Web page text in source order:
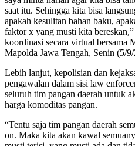
saat itu. Sehingga kita bisa
apakah kesulitan bahan baku,
faktor x yang musti kita
koordinasi secara virtual bersama
Mapolda Jawa Tengah, Senin (5/
Lebih lanjut, kepolisian dan
pengawalan dalam sisi law
seluruh tim pangan daerah untuk
harga komoditas pangan.
“Tentu saja tim pangan daerah
on. Maka kita akan kawal